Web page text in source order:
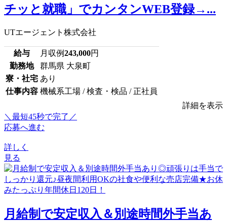
チッと就職」でカンタンWEB登録→...
UTエージェント株式会社
給与 月収例243,000円
勤務地
群馬県 大泉町
寮・社宅 あり
仕事内容 機械系工場 / 検査・検品 / 正社員
詳細を表示
＼最短45秒で完了／
応募へ進む
詳しく
見る
月給制で安定収入＆別途時間外手当あ